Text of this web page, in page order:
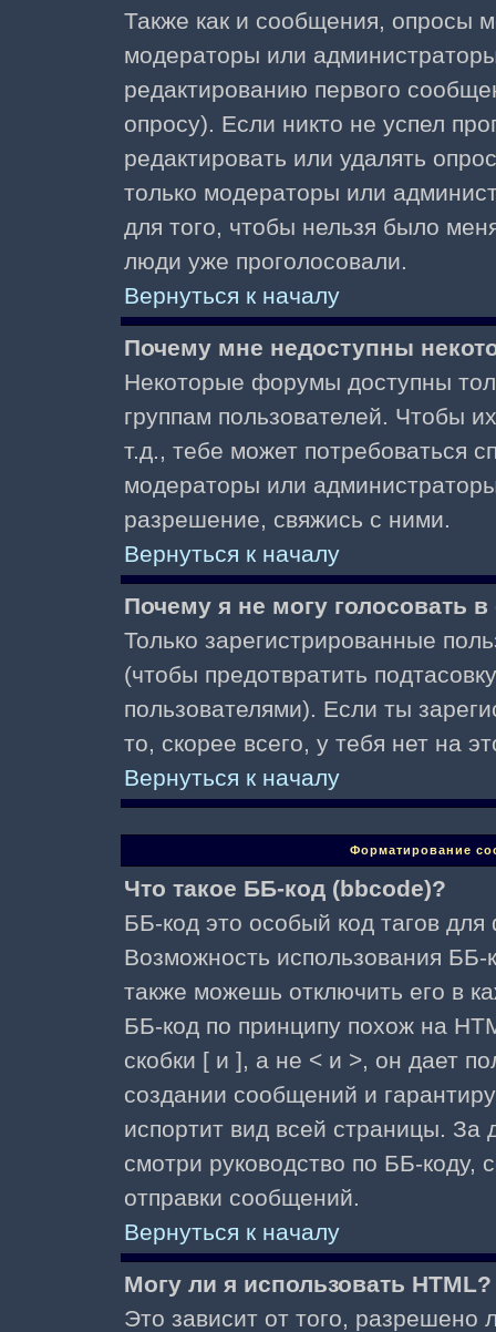
Также как и сообщения, опросы
модераторы или
редактированию первого
опросу). Если никто не успел
редактировать или удалять
только модераторы или
для того, чтобы нельзя было
люди уже проголосовали.
Вернуться к началу
Почему мне недоступны
Некоторые форумы доступны
группам пользователей. Чтобы
т.д., тебе может потребоваться
модераторы или
разрешение, свяжись с ними.
Вернуться к началу
Почему я не могу голосовать
Только зарегистрированные
(чтобы предотвратить
пользователями). Если ты
то, скорее всего, у тебя нет на
Вернуться к началу
Форматирование
Что такое ББ-код (bbcode)?
ББ-код это особый код тагов
Возможность использования
также можешь отключить его в
ББ-код по принципу похож на
скобки [ и ], а не < и >, он дает
создании сообщений и
испортит вид всей страницы.
смотри руководство по ББ-коду,
отправки сообщений.
Вернуться к началу
Могу ли я использовать HTML?
Это зависит от того,